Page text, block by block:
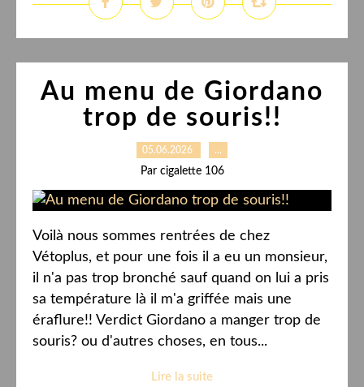
Au menu de Giordano
trop de souris!!
05.06.2026 …
Par cigalette 106
Voilà nous sommes rentrées de chez
Vétoplus, et pour une fois il a eu un monsieur,
il n'a pas trop bronché sauf quand on lui a pris
sa température là il m'a griffée mais une
éraflure!! Verdict Giordano a manger trop de
souris? ou d'autres choses, en tous...
Lire la suite